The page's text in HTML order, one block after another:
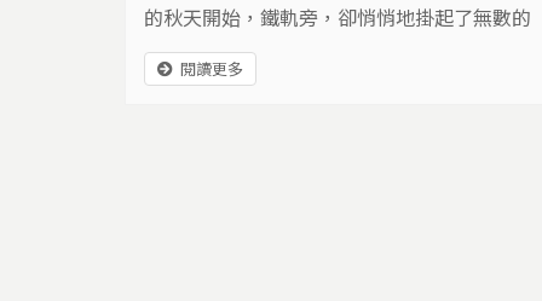
的秋天開始，鐵軌旁，卻悄悄地掛起了無數的
抗爭布條…
閱讀更多